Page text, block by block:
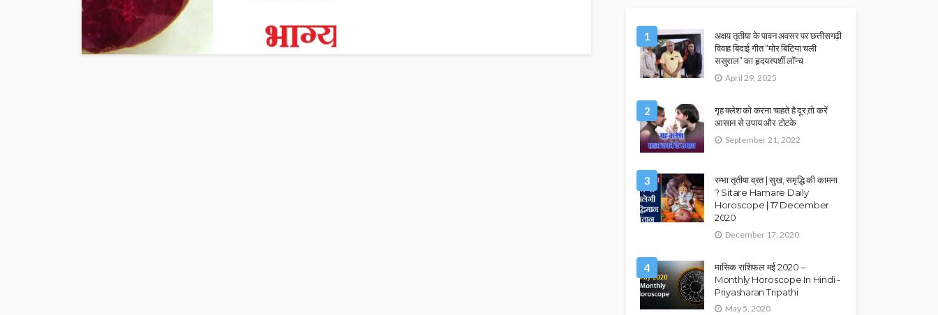
1
अक्षय तृतीया के पावन अवसर पर छत्तीसगढ़ी
विवाह बिदाई गीत “मोर बिटिया चली
ससुराल” का हृदयस्पर्शी लॉन्च
April 29, 2025
2
गृह क्लेश को करना चाहते है दूर,तो करें
आसान से उपाय और टोटके
September 21, 2022
3
रम्भा तृतीया व्रत | सुख, समृद्धि की कामना
? Sitare Hamare Daily
Horoscope | 17 December
2020
December 17, 2020
4
मासिक राशिफल मई 2020 –
Monthly Horoscope In Hindi -
Priyasharan Tripathi
May 5, 2020